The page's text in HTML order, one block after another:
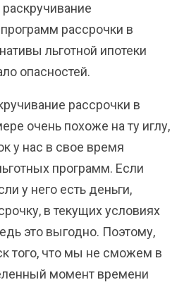
раскручивание
рассрочки в
льготной ипотеки
опасностей.
рассрочки в
очень похоже на ту иглу,
у нас в свое время
программ. Если
у него есть деньги,
в текущих условиях
это выгодно. Поэтому,
того, что мы не сможем в
момент времени